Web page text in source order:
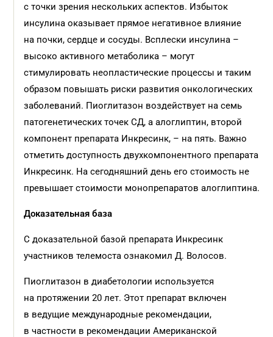
с точки зрения нескольких аспектов. Избыток
инсулина оказывает прямое негативное влияние
на почки, сердце и сосуды. Всплески инсулина –
высоко активного метаболика – могут
стимулировать неопластические процессы и таким
образом повышать риски развития онкологических
заболеваний. Пиоглитазон воздействует на семь
патогенетических точек СД, а алоглиптин, второй
компонент препарата Инкресинк, – на пять. Важно
отметить доступность двухкомпонентного препарата
Инкресинк. На сегодняшний день его стоимость не
превышает стоимости монопрепаратов алоглиптина.
Доказательная база
С доказательной базой препарата Инкресинк
участников телемоста ознакомил Д. Волосов.
Пиоглитазон в диабетологии используется
на протяжении 20 лет. Этот препарат включен
в ведущие международные рекомендации,
в частности в рекомендации Американской